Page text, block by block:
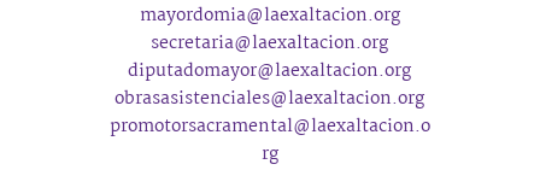
mayordomia@laexaltacion.org
secretaria@laexaltacion.org
diputadomayor@laexaltacion.org
obrasasistenciales@laexaltacion.org
promotorsacramental@laexaltacion.o
rg